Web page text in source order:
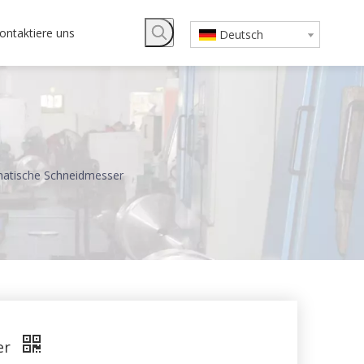
uns Deutsch
Schneidmesser